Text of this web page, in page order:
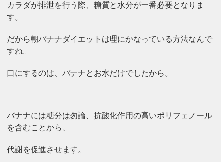
カラダが排泄を行う際、糖質と水分が一番必要となりま
す。
だから朝バナナダイエットは理にかなっている方法なんで
すね。
口にするのは、バナナとお水だけでしたから。
バナナには糖分は勿論、抗酸化作用の高いポリフェノール
を含むことから、
代謝を促進させます。